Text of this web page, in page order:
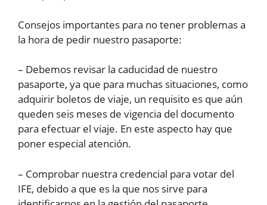
Consejos importantes para no tener problemas a
la hora de pedir nuestro pasaporte:
– Debemos revisar la caducidad de nuestro
pasaporte, ya que para muchas situaciones, como
adquirir boletos de viaje, un requisito es que aún
queden seis meses de vigencia del documento
para efectuar el viaje. En este aspecto hay que
poner especial atención.
– Comprobar nuestra credencial para votar del
IFE, debido a que es la que nos sirve para